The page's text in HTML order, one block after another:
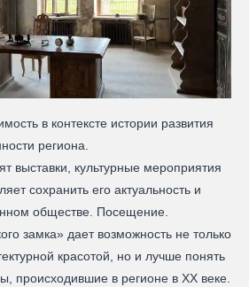
в контексте истории развития
региона.
выставки, культурные мероприятия
сохранить его актуальность и
обществе. Посещение.
замка» дает возможность не только
красотой, но и лучше понять
происходившие в регионе в XX веке.